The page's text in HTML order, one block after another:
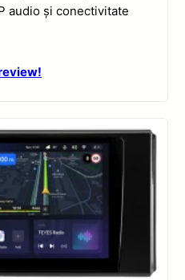
audio și conectivitate